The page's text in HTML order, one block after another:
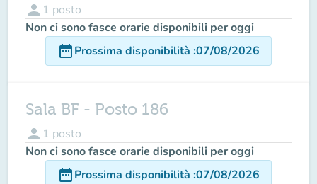
person 1 posto
Non ci sono fasce orarie disponibili per oggi
date_rangeProssima disponibilità :07/08/2026
Sala BF - Posto 186
person 1 posto
Non ci sono fasce orarie disponibili per oggi
date_rangeProssima disponibilità :07/08/2026